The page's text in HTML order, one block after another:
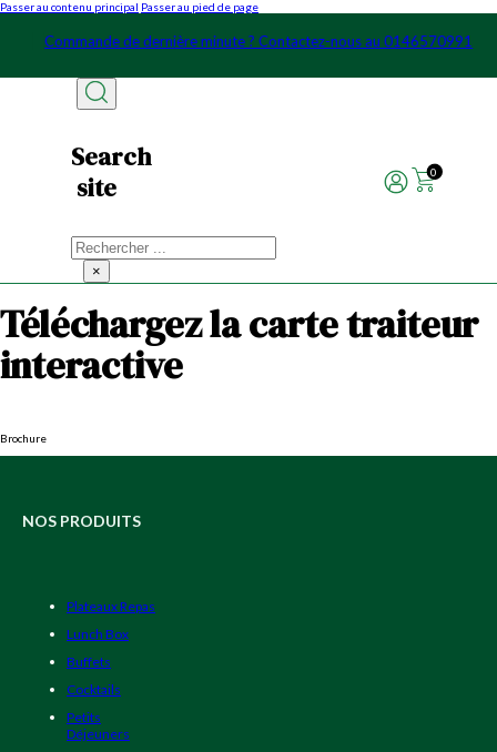
Passer au contenu principal Passer au pied de page
Commande de dernière minute ? Contactez-nous au 0146570991
Search
site
Rechercher
×
0
Téléchargez la carte traiteur
interactive
Brochure
NOS PRODUITS
Plateaux Repas
Lunch Box
Buffets
Cocktails
Petits
Déjeuners